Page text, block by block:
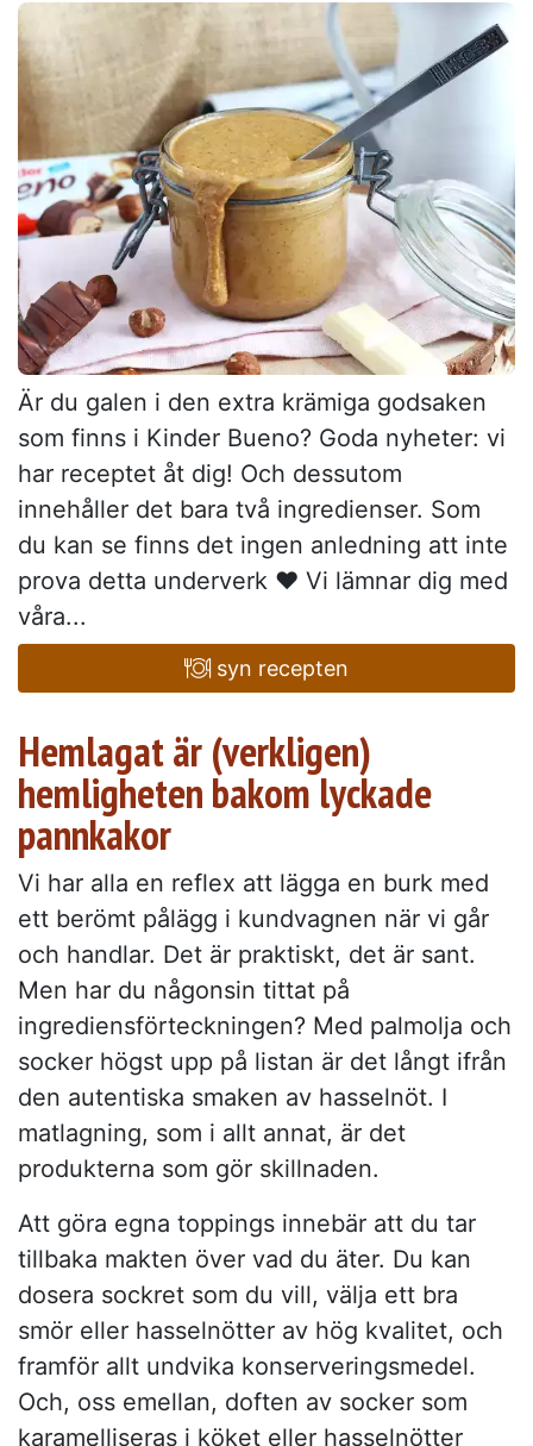
Är du galen i den extra krämiga godsaken
som finns i Kinder Bueno? Goda nyheter: vi
har receptet åt dig! Och dessutom
innehåller det bara två ingredienser. Som
du kan se finns det ingen anledning att inte
prova detta underverk ♥ Vi lämnar dig med
våra...
syn recepten
Hemlagat är (verkligen)
hemligheten bakom lyckade
pannkakor
Vi har alla en reflex att lägga en burk med
ett berömt pålägg i kundvagnen när vi går
och handlar. Det är praktiskt, det är sant.
Men har du någonsin tittat på
ingrediensförteckningen? Med palmolja och
socker högst upp på listan är det långt ifrån
den autentiska smaken av hasselnöt. I
matlagning, som i allt annat, är det
produkterna som gör skillnaden.
Att göra egna toppings innebär att du tar
tillbaka makten över vad du äter. Du kan
dosera sockret som du vill, välja ett bra
smör eller hasselnötter av hög kvalitet, och
framför allt undvika konserveringsmedel.
Och, oss emellan, doften av socker som
karamelliseras i köket eller hasselnötter